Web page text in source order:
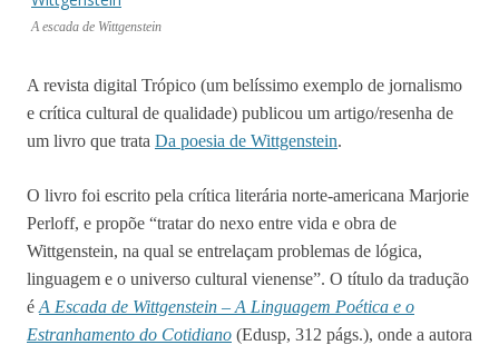
A escada de Wittgenstein
A revista digital Trópico (um belíssimo exemplo de jornalismo
e crítica cultural de qualidade) publicou um artigo/resenha de
um livro que trata Da poesia de Wittgenstein.
O livro foi escrito pela crítica literária norte-americana Marjorie
Perloff, e propõe “tratar do nexo entre vida e obra de
Wittgenstein, na qual se entrelaçam problemas de lógica,
linguagem e o universo cultural vienense”. O título da tradução
é A Escada de Wittgenstein – A Linguagem Poética e o
Estranhamento do Cotidiano (Edusp, 312 págs.), onde a autora